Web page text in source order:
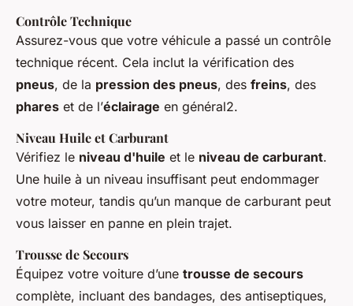
Contrôle Technique
Assurez-vous que votre véhicule a passé un contrôle
technique récent. Cela inclut la vérification des
pneus, de la pression des pneus, des freins, des
phares et de l’éclairage en général2.
Niveau Huile et Carburant
Vérifiez le niveau d'huile et le niveau de carburant.
Une huile à un niveau insuffisant peut endommager
votre moteur, tandis qu’un manque de carburant peut
vous laisser en panne en plein trajet.
Trousse de Secours
Équipez votre voiture d’une trousse de secours
complète, incluant des bandages, des antiseptiques,